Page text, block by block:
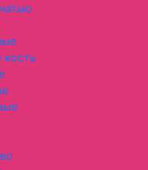
кость